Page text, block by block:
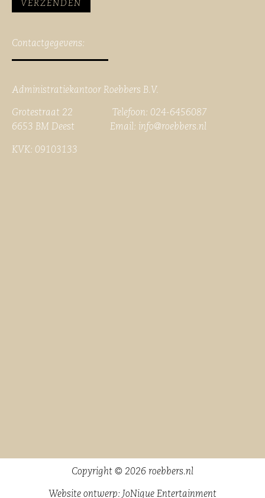
Contactgegevens:
Administratiekantoor Roebbers B.V.
Grotestraat 22 Telefoon: 024-6456087
6653 BM Deest Email: info@roebbers.nl
KVK: 09103133
Copyright © 2026 roebbers.nl
Website ontwerp: JoNique Entertainment